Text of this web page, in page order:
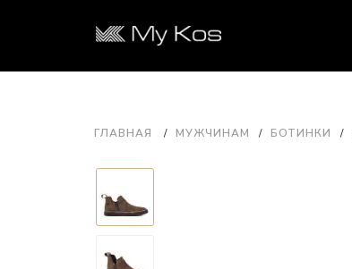
ГЛАВНАЯ МУЖЧИНАМ БОТИНКИ